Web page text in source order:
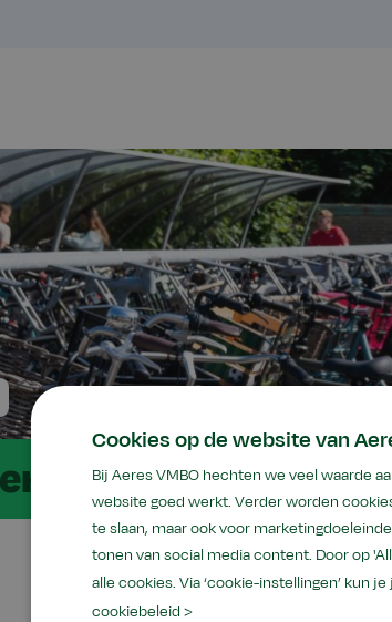
Aeres VMBO Nijkerk is een vmbo-
Cookies op de website van
Bij Aeres VMBO hechten we veel waarde
website goed werkt. Verder worden
te slaan, maar ook voor
tonen van social media content. Door op
alle cookies. Via ‘cookie-instellingen’ kun
cookiebeleid >